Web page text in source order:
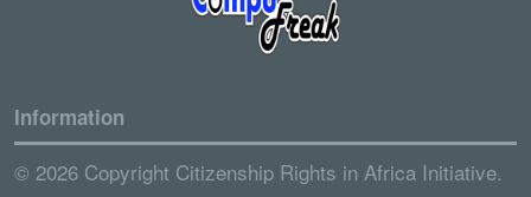
Information
© 2026 Copyright Citizenship Rights in Africa Initiative.